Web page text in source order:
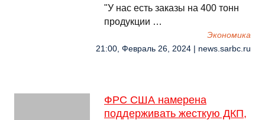
"У нас есть заказы на 400 тонн
продукции …
Экономика
21:00, Февраль 26, 2024 | news.sarbc.ru
ФРС США намерена
поддерживать жесткую ДКП,